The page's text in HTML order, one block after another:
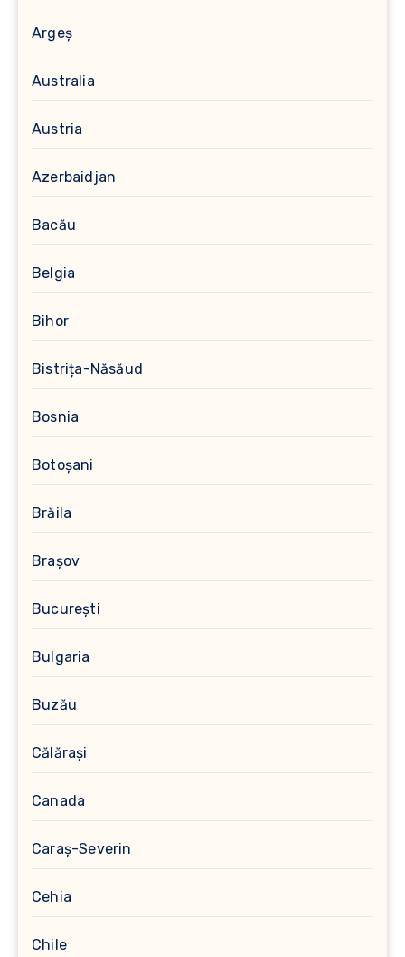
Argeș
Australia
Austria
Azerbaidjan
Bacău
Belgia
Bihor
Bistrița-Năsăud
Bosnia
Botoșani
Brăila
Brașov
București
Bulgaria
Buzău
Călărași
Canada
Caraș-Severin
Cehia
Chile